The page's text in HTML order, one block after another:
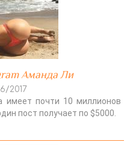
Аманда Ли
2017
имеет почти 10 миллионов
пост получает по $5000.